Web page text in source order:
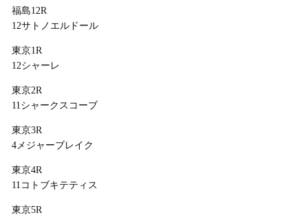
福島12R
12サトノエルドール
東京1R
12シャーレ
東京2R
11シャークスコーブ
東京3R
4メジャーブレイク
東京4R
11コトブキテティス
東京5R